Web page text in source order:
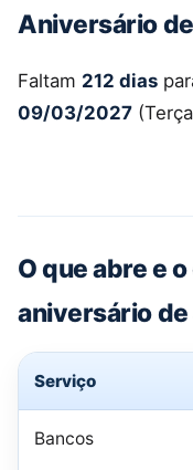
Aniversário
Faltam 212 dias
09/03/2027
O que abre e
aniversário
Serviço
Bancos